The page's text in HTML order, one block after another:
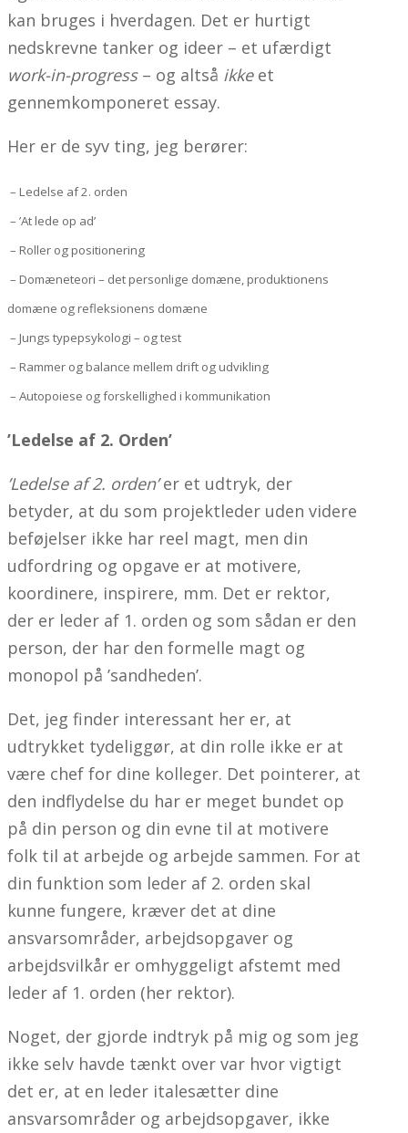
kan bruges i hverdagen. Det er hurtigt
nedskrevne tanker og ideer – et ufærdigt
work-in-progress– og altså ikkeet
gennemkomponeret essay.
Her er de syv ting, jeg berører:
– Ledelse af 2. orden
– ’At lede op ad’
– Roller og positionering
– Domæneteori – det personlige domæne, produktionens
domæne og refleksionens domæne
– Jungs typepsykologi – og test
– Rammer og balance mellem drift og udvikling
– Autopoiese og forskellighed i kommunikation
’Ledelse af 2. Orden’
’Ledelse af 2. orden’er et udtryk, der
betyder, at du som projektleder uden videre
beføjelser ikke har reel magt, men din
udfordring og opgave er at motivere,
koordinere, inspirere, mm. Det er rektor,
der er leder af 1. orden og som sådan er den
person, der har den formelle magt og
monopol på ’sandheden’.
Det, jeg finder interessant her er, at
udtrykket tydeliggør, at din rolle ikke er at
være chef for dine kolleger. Det pointerer, at
den indflydelse du har er meget bundet op
på din person og din evne til at motivere
folk til at arbejde og arbejde sammen. For at
din funktion som leder af 2. orden skal
kunne fungere, kræver det at dine
ansvarsområder, arbejdsopgaver og
arbejdsvilkår er omhyggeligt afstemt med
leder af 1. orden (her rektor).
Noget, der gjorde indtryk på mig og som jeg
ikke selv havde tænkt over var hvor vigtigt
det er, at en leder italesætter dine
ansvarsområder og arbejdsopgaver, ikke